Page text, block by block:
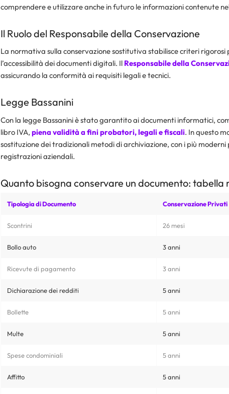
comprendere e utilizzare anche in futuro le informazioni contenute
Il Ruolo del Responsabile della Conservazione
La normativa sulla conservazione sostitutiva stabilisce criteri rigorosi
l’accessibilità dei documenti digitali. Il Responsabile della
assicurando la conformità ai requisiti legali e tecnici.
Legge Bassanini
Con la legge Bassanini è stato garantito ai documenti informatici,
libro IVA, piena validità a fini probatori, legali e fiscali. In questo
sostituzione dei tradizionali metodi di archiviazione, con i più moderni
registrazioni aziendali.
Quanto bisogna conservare un documento: tabella
Tipologia di Documento Conservazione Privati
Scontrini 26 mesi
Bollo auto 3 anni
Ricevute di pagamento 3 anni
Dichiarazione dei redditi 5 anni
Bollette 5 anni
Multe 5 anni
Spese condominiali 5 anni
Affitto 5 anni